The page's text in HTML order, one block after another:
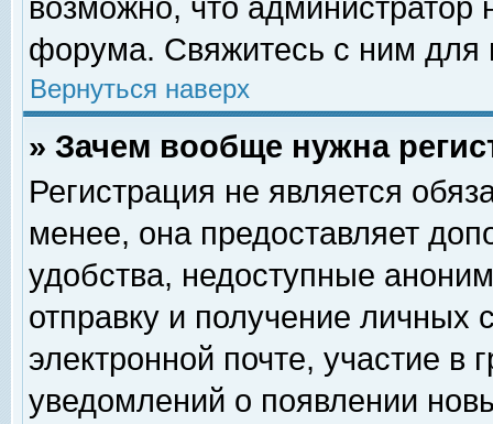
возможно, что
форума. Свяжитесь с ним для
Вернуться наверх
» Зачем вообще нужна
Регистрация не является
менее, она предоставляет
удобства, недоступные
отправку и получение личных
электронной почте, участие в
уведомлений о появлении